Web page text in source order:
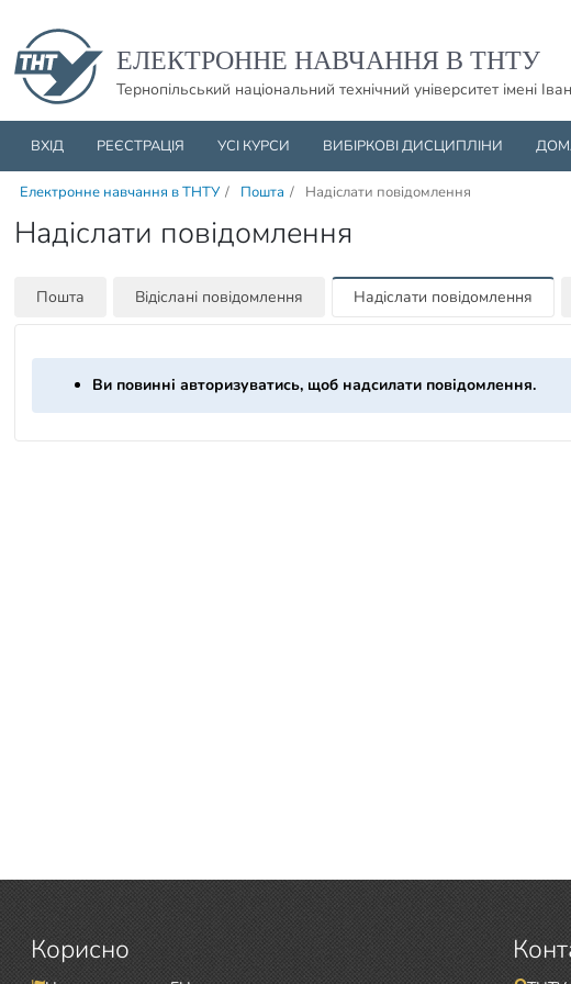
ЕЛЕКТРОННЕ НАВЧАННЯ В ТНТУ
Тернопільський національний технічний університет імені
ВХІД РЕЄСТРАЦІЯ УСІ КУРСИ ВИБІРКОВІ ДИСЦИПЛІНИ
Електронне навчання в ТНТУ / Пошта / Надіслати повідомлення
Надіслати повідомлення
Пошта Відіслані повідомлення Надіслати повідомлення
Ви повинні авторизуватись, щоб надсилати повідомлення.
Корисно